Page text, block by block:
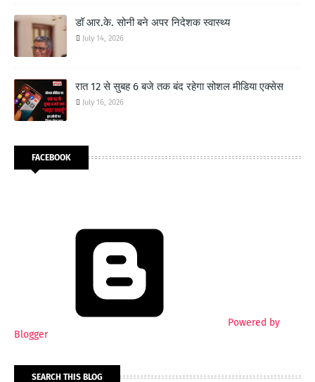
डॉ आर.के. सोनी बने अपर निदेशक स्वास्थ्य
July 14, 2026
रात 12 से सुबह 6 बजे तक बंद रहेगा सोशल मीडिया एक्सेस
July 16, 2026
FACEBOOK
Powered by
Blogger
SEARCH THIS BLOG